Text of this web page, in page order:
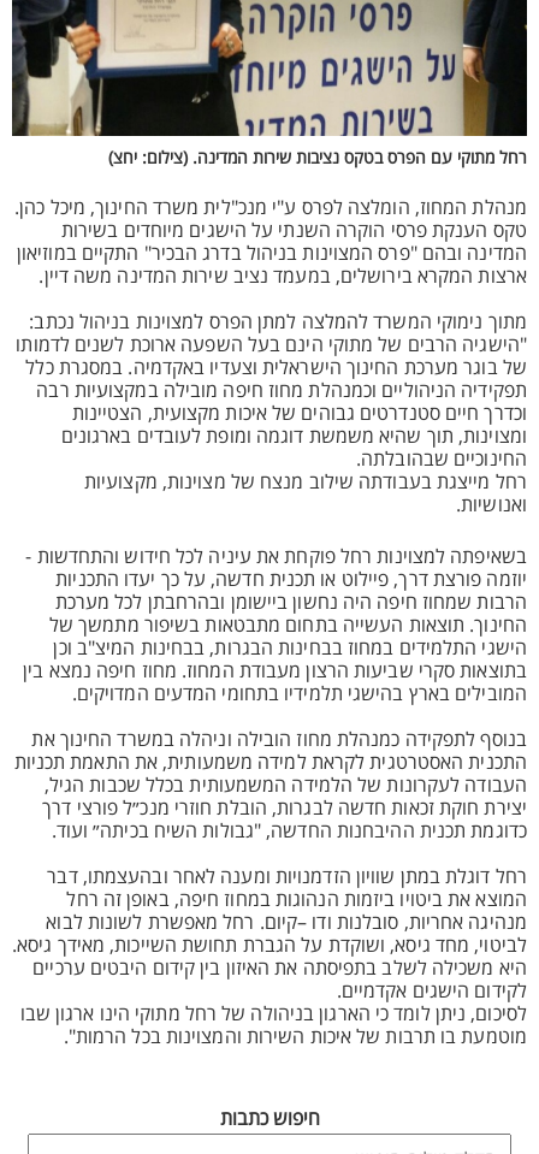
רחל מתוקי עם הפרס בטקס נציבות שירות המדינה. (צילום: יחצ)
מנהלת המחוז, הומלצה לפרס ע"י מנכ"לית משרד החינוך, מיכל כהן.
טקס הענקת פרסי הוקרה השנתי על הישגים מיוחדים בשירות
המדינה ובהם "פרס המצוינות בניהול בדרג הבכיר" התקיים במוזיאון
ארצות המקרא בירושלים, במעמד נציב שירות המדינה משה דיין.
מתוך נימוקי המשרד להמלצה למתן הפרס למצוינות בניהול נכתב:
"הישגיה הרבים של מתוקי הינם בעל השפעה ארוכת לשנים לדמותו
של בוגר מערכת החינוך הישראלית וצעדיו באקדמיה. במסגרת כלל
תפקידיה הניהוליים וכמנהלת מחוז חיפה מובילה במקצועיות רבה
וכדרך חיים סטנדרטים גבוהים של איכות מקצועית, הצטיינות
ומצוינות, תוך שהיא משמשת דוגמה ומופת לעובדים בארגונים
החינוכיים שבהובלתה.
רחל מייצגת בעבודתה שילוב מנצח של מצוינות, מקצועיות
ואנושיות.
בשאיפתה למצוינות רחל פוקחת את עיניה לכל חידוש והתחדשות -
יוזמה פורצת דרך, פיילוט או תכנית חדשה, על כך יעדו התכניות
הרבות שמחוז חיפה היה נחשון ביישומן ובהרחבתן לכל מערכת
החינוך. תוצאות העשייה בתחום מתבטאות בשיפור מתמשך של
הישגי התלמידים במחוז בבחינות הבגרות, בבחינות המיצ"ב וכן
בתוצאות סקרי שביעות הרצון מעבודת המחוז. מחוז חיפה נמצא בין
המובילים בארץ בהישגי תלמידיו בתחומי המדעים המדויקים.
בנוסף לתפקידה כמנהלת מחוז הובילה וניהלה במשרד החינוך את
התכנית האסטרטגית לקראת למידה משמעותית, את התאמת תכניות
העבודה לעקרונות של הלמידה המשמעותית בכלל שכבות הגיל,
יצירת חוקת זכאות חדשה לבגרות, הובלת חוזרי מנכ״ל פורצי דרך
כדוגמת תכנית ההיבחנות החדשה, "גבולות השיח בכיתה״ ועוד.
רחל דוגלת במתן שוויון הזדמנויות ומענה לאחר ובהעצמתו, דבר
המוצא את ביטויו ביזמות הנהוגות במחוז חיפה, באופן זה רחל
מנהיגה אחריות, סובלנות ודו –קיום. רחל מאפשרת לשונות לבוא
לביטוי, מחד גיסא, ושוקדת על הגברת תחושת השייכות, מאידך גיסא.
היא משכילה לשלב בתפיסתה את האיזון בין קידום היבטים ערכיים
לקידום הישגים אקדמיים.
לסיכום, ניתן לומד כי הארגון בניהולה של רחל מתוקי הינו ארגון שבו
מוטמעת בו תרבות של איכות השירות והמצוינות בכל הרמות".
חיפוש כתבות